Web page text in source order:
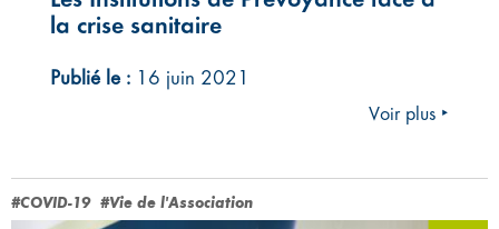
la crise sanitaire
Publié le : 16 juin 2021
Voir plus ‣
#COVID-19 #Vie de l'Association